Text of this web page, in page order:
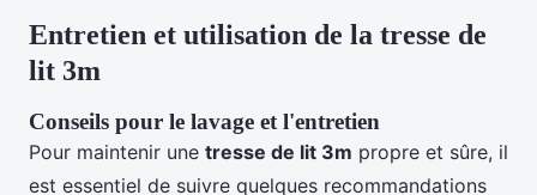
Entretien et utilisation de la tresse de
lit 3m
Conseils pour le lavage et l'entretien
Pour maintenir une tresse de lit 3m propre et sûre, il
est essentiel de suivre quelques recommandations